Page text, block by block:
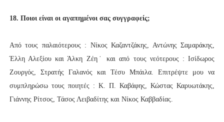
18. Ποιοι είναι οι αγαπημένοι σας συγγραφείς;
Από τους παλαιότερους : Νίκος Καζαντζάκης, Αντώνης Σαμαράκης,
Έλλη Αλεξίου και Άλκη Ζέη˙ και από τους νεότερους : Ισίδωρος
Ζουργός, Στρατής Γαλανός και Τέσυ Μπάιλα. Επιτρέψτε μου να
συμπληρώσω τους ποιητές : Κ. Π. Καβάφης, Κώστας Καρυωτάκης,
Γιάννης Ρίτσος, Τάσος Λειβαδίτης και Νίκος Καββαδίας.